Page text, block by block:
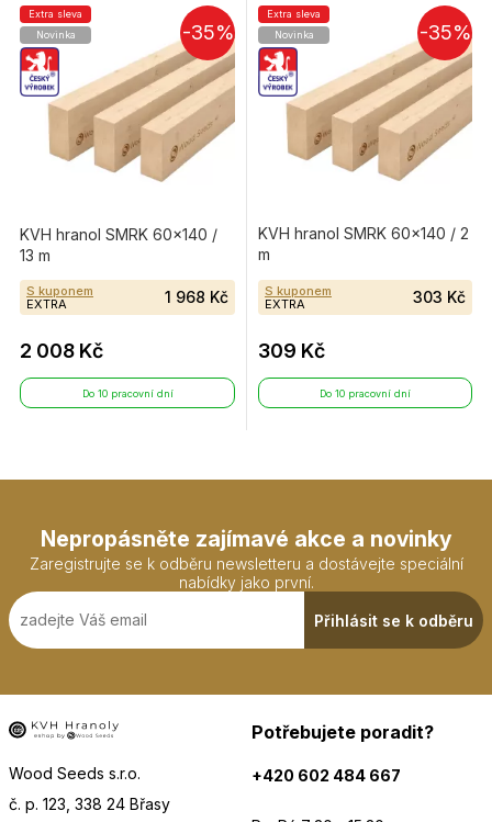
-35%
Extra sleva
Novinka
KVH hranol SMRK 60×140 /
13 m
S kuponem
EXTRA
1 968 Kč
2 008 Kč
Do 10 pracovní dní
-35%
Extra sleva
Novinka
KVH hranol SMRK 60×140 / 2
m
S kuponem
EXTRA
303 Kč
309 Kč
Do 10 pracovní dní
Nepropásněte zajímavé akce a novinky
Zaregistrujte se k odběru newsletteru a dostávejte speciální
nabídky jako první.
Přihlásit se k odběru
Wood Seeds s.r.o.
č. p. 123, 338 24 Břasy
Potřebujete poradit?
+420 602 484 667